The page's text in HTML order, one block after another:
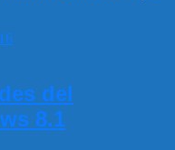
del
8.1